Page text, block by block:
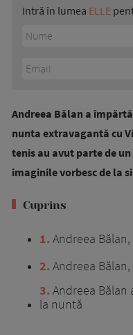
Intră în lumea ELLE
Andreea Bălan a
nunta extravagantă cu
tenis au avut parte de
imaginile vorbesc de la
Cuprins
1 Andreea
2 Andreea
3 Andreea
la nuntă